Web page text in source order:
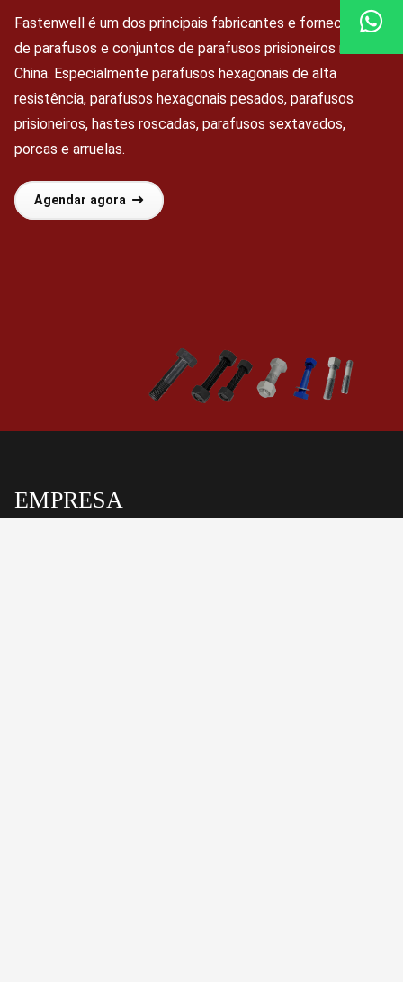
Fastenwell é um dos principais fabricantes e fornecedores
de parafusos e conjuntos de parafusos prisioneiros na
China. Especialmente parafusos hexagonais de alta
resistência, parafusos hexagonais pesados, parafusos
prisioneiros, hastes roscadas, parafusos sextavados,
porcas e arruelas.
Agendar agora
EMPRESA